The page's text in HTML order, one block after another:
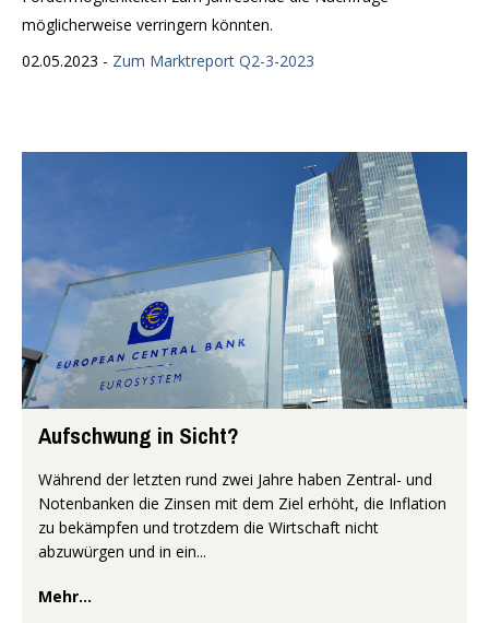
möglicherweise verringern könnten.
02.05.2023 - Zum Marktreport Q2-3-2023
Aufschwung in Sicht?
Während der letzten rund zwei Jahre haben Zentral- und
Notenbanken die Zinsen mit dem Ziel erhöht, die Inflation
zu bekämpfen und trotzdem die Wirtschaft nicht
abzuwürgen und in ein...
Mehr...